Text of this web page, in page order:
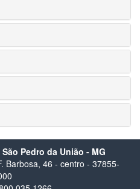
Pedro da União - MG
Barbosa, 46 - centro - 37855-